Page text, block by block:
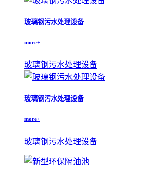
玻璃钢污水处理设备
more+
玻璃钢污水处理设备
玻璃钢污水处理设备
more+
玻璃钢污水处理设备